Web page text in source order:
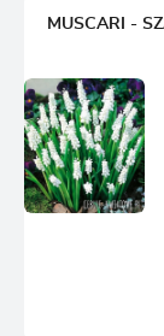
MUSCARI -